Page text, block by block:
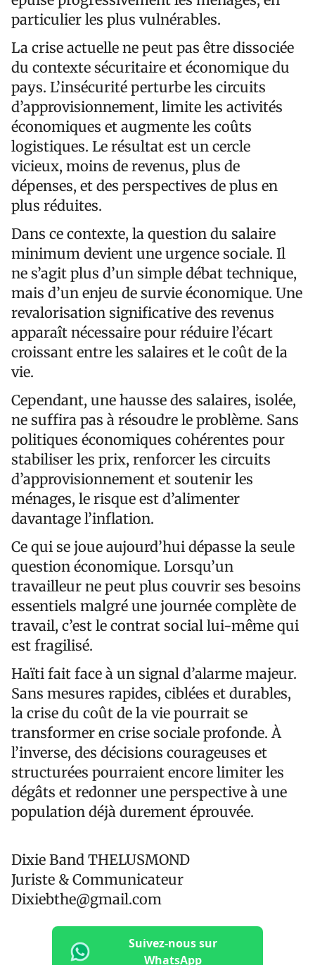
particulier les plus vulnérables.
La crise actuelle ne peut pas être dissociée
du contexte sécuritaire et économique du
pays. L’insécurité perturbe les circuits
d’approvisionnement, limite les activités
économiques et augmente les coûts
logistiques. Le résultat est un cercle
vicieux, moins de revenus, plus de
dépenses, et des perspectives de plus en
plus réduites.
Dans ce contexte, la question du salaire
minimum devient une urgence sociale. Il
ne s’agit plus d’un simple débat technique,
mais d’un enjeu de survie économique. Une
revalorisation significative des revenus
apparaît nécessaire pour réduire l’écart
croissant entre les salaires et le coût de la
vie.
Cependant, une hausse des salaires, isolée,
ne suffira pas à résoudre le problème. Sans
politiques économiques cohérentes pour
stabiliser les prix, renforcer les circuits
d’approvisionnement et soutenir les
ménages, le risque est d’alimenter
davantage l’inflation.
Ce qui se joue aujourd’hui dépasse la seule
question économique. Lorsqu’un
travailleur ne peut plus couvrir ses besoins
essentiels malgré une journée complète de
travail, c’est le contrat social lui-même qui
est fragilisé.
Haïti fait face à un signal d’alarme majeur.
Sans mesures rapides, ciblées et durables,
la crise du coût de la vie pourrait se
transformer en crise sociale profonde. À
l’inverse, des décisions courageuses et
structurées pourraient encore limiter les
dégâts et redonner une perspective à une
population déjà durement éprouvée.
Dixie Band THELUSMOND
Juriste & Communicateur
Dixiebthe@gmail.com
Suivez-nous sur
WhatsApp